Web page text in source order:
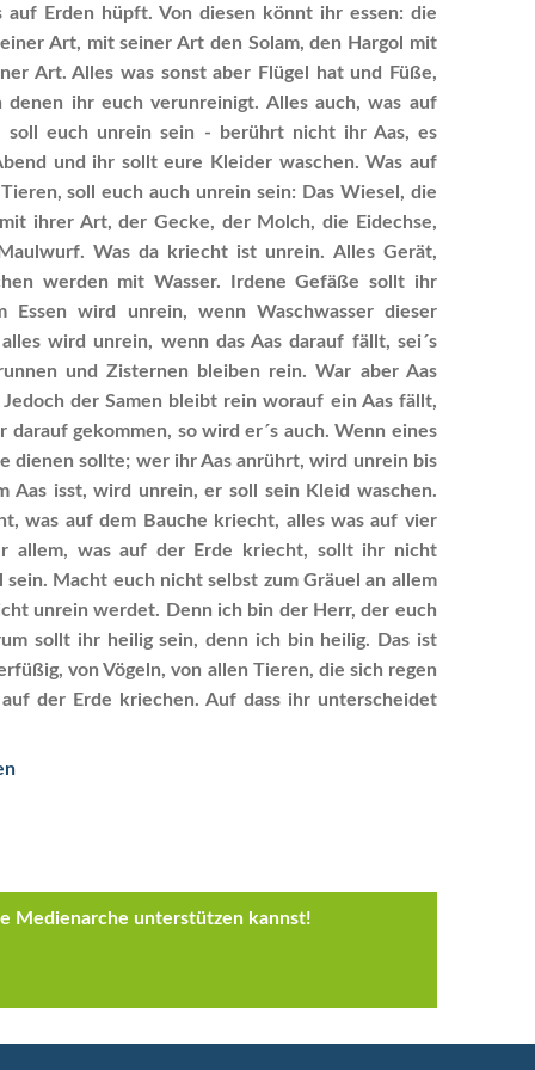
Erden hüpft. Von diesen könnt ihr essen: die
Art, mit seiner Art den Solam, den Hargol mit
Art. Alles was sonst aber Flügel hat und Füße,
denen ihr euch verunreinigt. Alles auch, was auf
soll euch unrein sein - berührt nicht ihr Aas, es
und ihr sollt eure Kleider waschen. Was auf
soll euch auch unrein sein: Das Wiesel, die
ihrer Art, der Gecke, der Molch, die Eidechse,
Was da kriecht ist unrein. Alles Gerät,
werden mit Wasser. Irdene Gefäße sollt ihr
Essen wird unrein, wenn Waschwasser dieser
wird unrein, wenn das Aas darauf fällt, sei´s
und Zisternen bleiben rein. War aber Aas
der Samen bleibt rein worauf ein Aas fällt,
darauf gekommen, so wird er´s auch. Wenn eines
dienen sollte; wer ihr Aas anrührt, wird unrein bis
Aas isst, wird unrein, er soll sein Kleid waschen.
was auf dem Bauche kriecht, alles was auf vier
allem, was auf der Erde kriecht, sollt ihr nicht
sein. Macht euch nicht selbst zum Gräuel an allem
unrein werdet. Denn ich bin der Herr, der euch
sollt ihr heilig sein, denn ich bin heilig. Das ist
von Vögeln, von allen Tieren, die sich regen
der Erde kriechen. Auf dass ihr unterscheidet
Medienarche unterstützen kannst!